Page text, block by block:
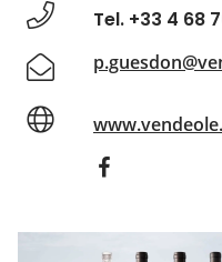
Tel. +33 4 68